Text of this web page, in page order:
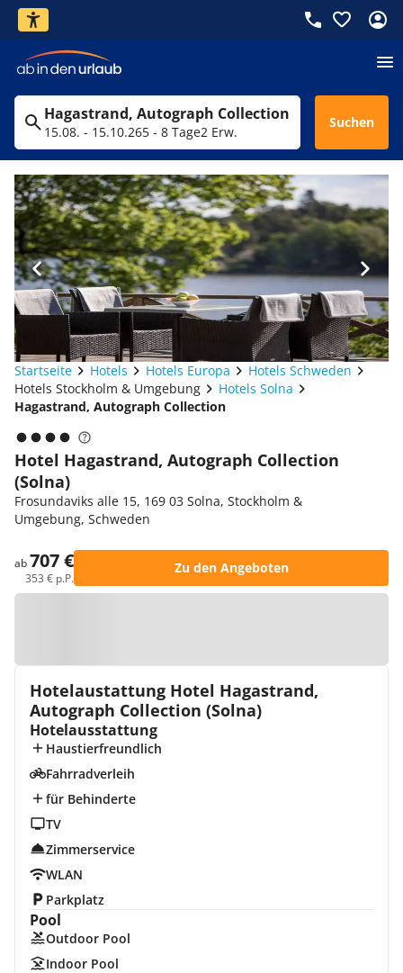
Hagastrand, Autograph Collection
15.08. - 15.10.265 - 8 Tage2 Erw.
Suchen
Startseite Hotels Hotels Europa
Hotels Schweden
Hotels Stockholm & Umgebung
Hotels Solna
Hagastrand, Autograph Collection
Hotel Hagastrand, Autograph Collection
(Solna)
Frosundaviks alle 15, 169 03 Solna, Stockholm &
Umgebung, Schweden
ab707 €
353 € p.P.
Zu den Angeboten
Hotelaustattung Hotel Hagastrand,
Autograph Collection (Solna)
Hotelausstattung
Haustierfreundlich
Fahrradverleih
für Behinderte
TV
Zimmerservice
WLAN
Parkplatz
Pool
Outdoor Pool
Indoor Pool